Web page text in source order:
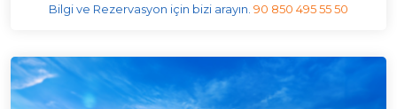
Bilgi ve Rezervasyon için bizi arayın. 90 850 495 55 50